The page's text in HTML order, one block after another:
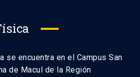
se encuentra en el Campus San
de Macul de la Región